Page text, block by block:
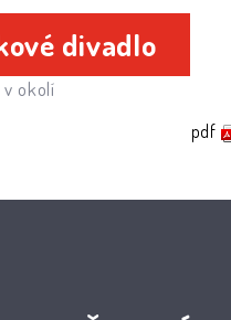
divadlo
v okolí
pdf